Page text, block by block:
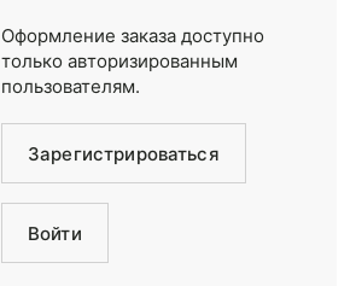
Оформление заказа доступно
только авторизированным
пользователям.
Зарегистрироваться
Войти